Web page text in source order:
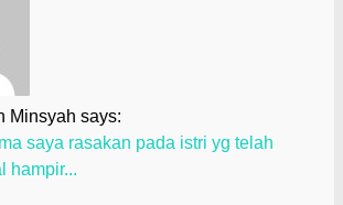
Minsyah says:
saya rasakan pada istri yg telah
hampir...